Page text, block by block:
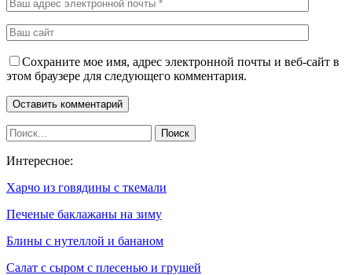
Сохраните мое имя, адрес электронной почты и веб-сайт в
этом браузере для следующего комментария.
Интересное:
Харчо из говядины с ткемали
Печеные баклажаны на зиму
Блины с нутеллой и бананом
Салат с сыром с плесенью и грушей